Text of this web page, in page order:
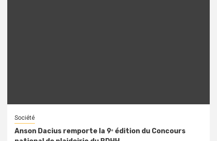
Société
Anson Dacius remporte la 9ᵉ édition du Concours